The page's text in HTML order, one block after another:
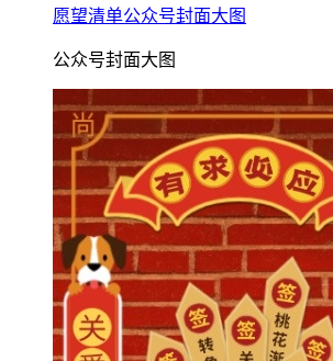
愿望清单公众号封面大图
公众号封面大图